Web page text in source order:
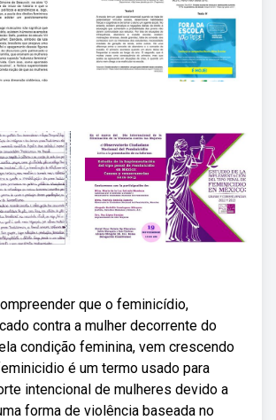
que o feminicídio,
contra a mulher decorrente do
condição feminina, vem crescendo
é um termo usado para
intencional de mulheres devido a
forma de violência baseada no